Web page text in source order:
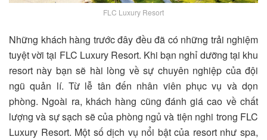
FLC Luxury Resort
Những khách hàng trước đây đều đã có những trải nghiệm
tuyệt vời tại FLC Luxury Resort. Khi bạn nghỉ dưỡng tại khu
resort này bạn sẽ hài lòng về sự chuyên nghiệp của đội
ngũ quản lí. Từ lễ tân đến nhân viên phục vụ và dọn
phòng. Ngoài ra, khách hàng cũng đánh giá cao về chất
lượng và sự sạch sẽ của phòng ngủ và tiện nghi trong FLC
Luxury Resort. Một số dịch vụ nổi bật của resort như spa,